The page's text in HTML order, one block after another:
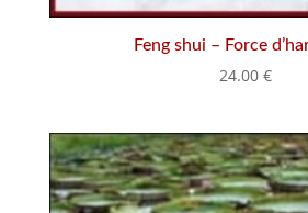
Feng shui – Force
24.00 €